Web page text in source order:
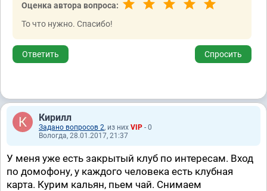
Оценка автора вопроса:
То что нужно. Спасибо!
Ответить Спросить
Кирилл
Задано вопросов 2, из них VIP - 0
Вологда, 28.01.2017, 21:37
У меня уже есть закрытый клуб по интересам. Вход
по домофону, у каждого человека есть клубная
карта. Курим кальян, пьем чай. Снимаем